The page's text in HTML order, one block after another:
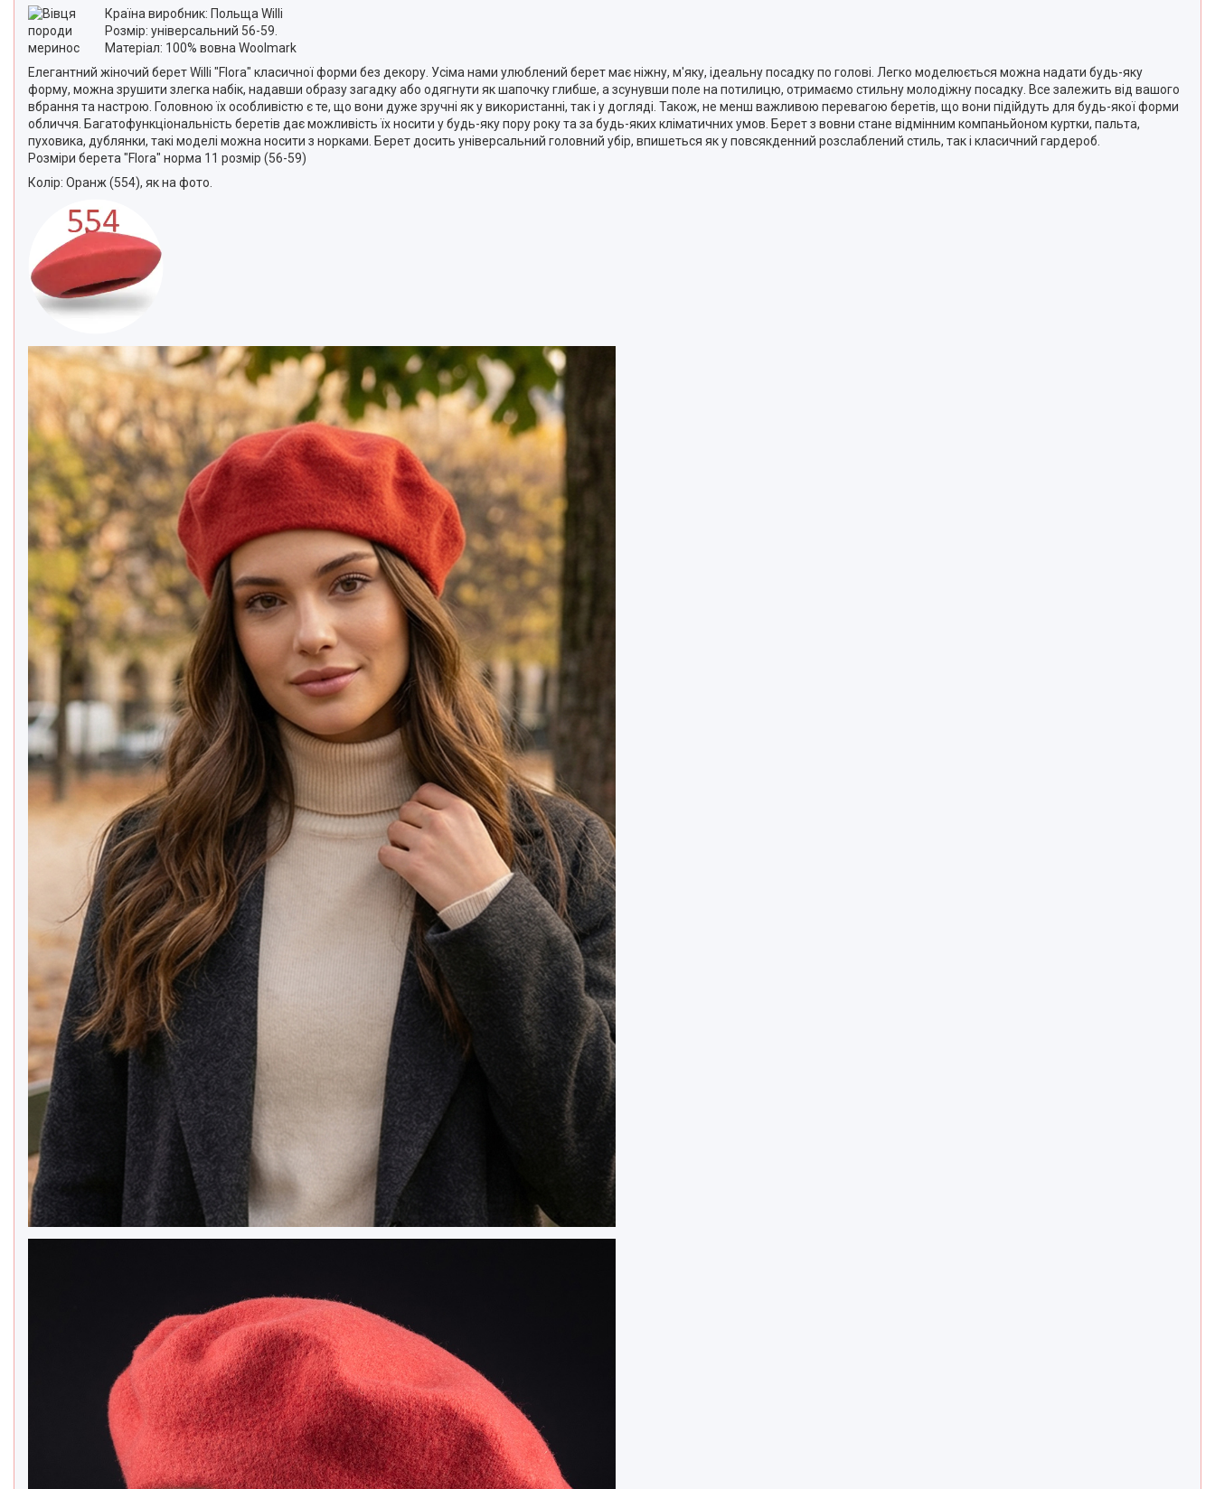
Країна виробник: Польща Willi
Розмір: універсальний 56-59.
Матеріал: 100% вовна Woolmark
Елегантний жіночий берет Willi "Flora" класичної форми без декору. Усіма нами улюблений берет має ніжну, м'яку, ідеальну посадку по голові. Легко моделюється можна надати будь-яку
форму, можна зрушити злегка набік, надавши образу загадку або одягнути як шапочку глибше, а зсунувши поле на потилицю, отримаємо стильну молодіжну посадку. Все залежить від вашого
вбрання та настрою. Головною їх особливістю є те, що вони дуже зручні як у використанні, так і у догляді. Також, не менш важливою перевагою беретів, що вони підійдуть для будь-якої форми
обличчя. Багатофункціональність беретів дає можливість їх носити у будь-яку пору року та за будь-яких кліматичних умов. Берет з вовни стане відмінним компаньйоном куртки, пальта,
пуховика, дублянки, такі моделі можна носити з норками. Берет досить універсальний головний убір, впишеться як у повсякденний розслаблений стиль, так і класичний гардероб.
Розміри берета "Flora" норма 11 розмір (56-59)
Колір: Оранж (554), як на фото.